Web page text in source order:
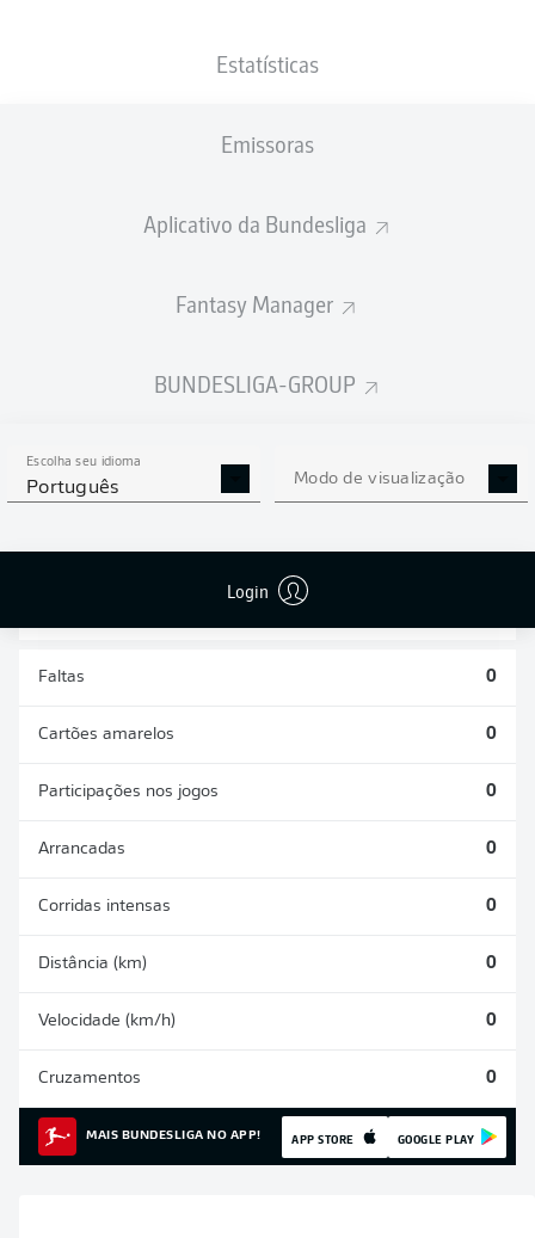
Estatísticas
Emissoras
Aplicativo da Bundesliga
Fantasy Manager
BUNDESLIGA-GROUP
Escolha seu idioma
Português Modo de visualização
Login
ESTATÍSTICAS DA
TEMPORADA 2024/2025
Faltas 0
Cartões amarelos 0
Participações nos jogos 0
Arrancadas 0
Corridas intensas 0
Distância (km) 0
Velocidade (km/h) 0
Cruzamentos 0
MAIS BUNDESLIGA NO APP! APP STORE GOOGLE PLAY